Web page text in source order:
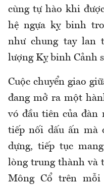
cùng tự hào khi
hệ ngựa kỵ binh
như chung tay lan
lượng Kỵ binh Cảnh
Cuộc chuyển giao
đang mở ra một
vó đầu tiên của đàn
tiếp nối dấu ấn mà
dựng, tiếp tục
lòng trung thành và
Mông Cổ trên mỗi